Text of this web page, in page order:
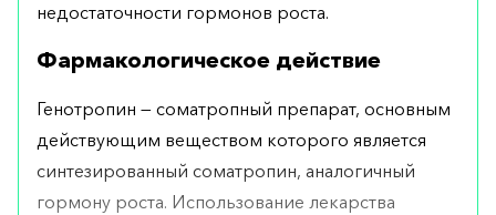
недостаточности гормонов роста.
Фармакологическое действие
Генотропин — соматропный препарат, основным
действующим веществом которого является
синтезированный соматропин, аналогичный
гормону роста. Использование лекарства